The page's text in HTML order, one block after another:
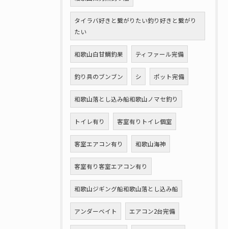
タイラバ好きと繋がりたい釣り好きと繋がり
たい
和歌山白甘鯛釣果 ティファール完備
釣り具のブンブン シ ポット完備
和歌山落とし込み船和歌山ノマセ釣り
トイレ有り 客室有りトイレ個室
客室エアコン有り 和歌山海神
客室有り客室エアコン有り
和歌山ジギング船和歌山落とし込み船
アンダーベイト エアコン2台完備